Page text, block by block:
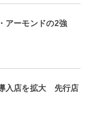
アーモンドの2強
入店を拡大 先行店